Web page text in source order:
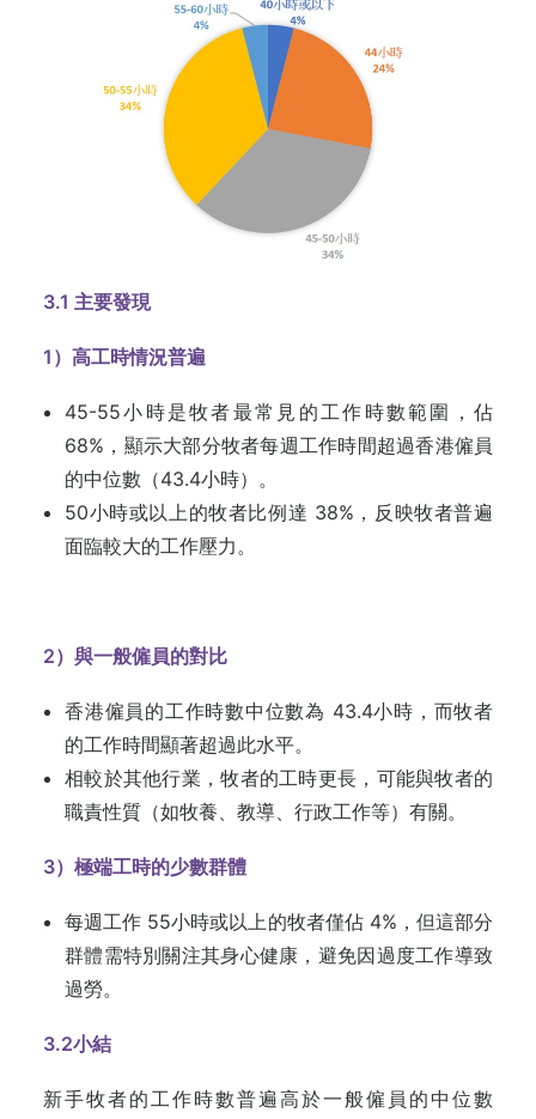
3.1 主要發現
1 ）高工時情況普遍
45-55小時是牧者最常見的工作時數範圍，佔
68%，顯示大部分牧者每週工作時間超過香港僱員
的中位數（43.4小時）。
50小時或以上的牧者比例達 38%，反映牧者普遍
面臨較大的工作壓力。
2）與一般僱員的對比
香港僱員的工作時數中位數為 43.4小時，而牧者
的工作時間顯著超過此水平。
相較於其他行業，牧者的工時更長，可能與牧者的
職責性質（如牧養、教導、行政工作等）有關。
3）極端工時的少數群體
每週工作 55小時或以上的牧者僅佔 4%，但這部分
群體需特別關注其身心健康，避免因過度工作導致
過勞。
3.2小結
新手牧者的工作時數普遍高於一般僱員的中位數